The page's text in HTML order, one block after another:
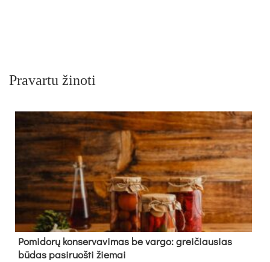
Pravartu žinoti
Pomidorų konservavimas be vargo: greičiausias
būdas pasiruošti žiemai